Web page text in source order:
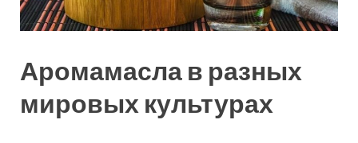
Аромамасла в разных
мировых культурах